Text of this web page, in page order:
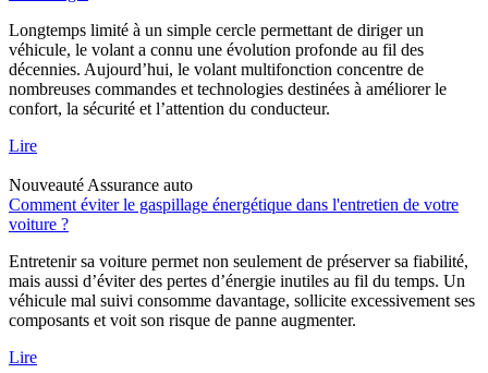
Longtemps limité à un simple cercle permettant de diriger un
véhicule, le volant a connu une évolution profonde au fil des
décennies. Aujourd’hui, le volant multifonction concentre de
nombreuses commandes et technologies destinées à améliorer le
confort, la sécurité et l’attention du conducteur.
Lire
Nouveauté Assurance auto
Comment éviter le gaspillage énergétique dans l'entretien de votre
voiture ?
Entretenir sa voiture permet non seulement de préserver sa fiabilité,
mais aussi d’éviter des pertes d’énergie inutiles au fil du temps. Un
véhicule mal suivi consomme davantage, sollicite excessivement ses
composants et voit son risque de panne augmenter.
Lire